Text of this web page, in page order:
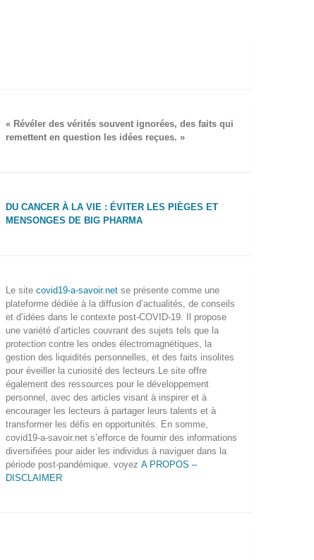
« Révéler des vérités souvent ignorées, des faits qui
remettent en question les idées reçues. »
DU CANCER À LA VIE : ÉVITER LES PIÈGES ET
MENSONGES DE BIG PHARMA
Le site covid19-a-savoir.netse présente comme une
plateforme dédiée à la diffusion d’actualités, de conseils
et d’idées dans le contexte post-COVID-19. Il propose
une variété d’articles couvrant des sujets tels que la
protection contre les ondes électromagnétiques, la
gestion des liquidités personnelles, et des faits insolites
pour éveiller la curiosité des lecteurs.Le site offre
également des ressources pour le développement
personnel, avec des articles visant à inspirer et à
encourager les lecteurs à partager leurs talents et à
transformer les défis en opportunités. En somme,
covid19-a-savoir.net s’efforce de fournir des informations
diversifiées pour aider les individus à naviguer dans la
période post-pandémique. voyez A PROPOS –
DISCLAIMER